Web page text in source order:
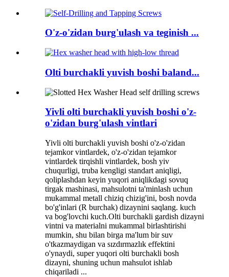
O'z-o'zidan burg'ulash va teginish ...
Olti burchakli yuvish boshi baland...
Yivli olti burchakli yuvish boshi o'z-
o'zidan burg'ulash vintlari
Yivli olti burchakli yuvish boshi o'z-o'zidan
tejamkor vintlardek, o'z-o'zidan tejamkor
vintlardek tirqishli vintlardek, bosh yiv
chuqurligi, truba kengligi standart aniqligi,
qoliplashdan keyin yuqori aniqlikdagi sovuq
tirgak mashinasi, mahsulotni ta'minlash uchun
mukammal metall chiziq chizig'ini, bosh novda
bo'g'inlari (R burchak) dizaynini saqlang. kuch
va bog'lovchi kuch.Olti burchakli gardish dizayni
vintni va materialni mukammal birlashtirishi
mumkin, shu bilan birga ma'lum bir suv
o'tkazmaydigan va sızdırmazlık effektini
o'ynaydi, super yuqori olti burchakli bosh
dizayni, shuning uchun mahsulot ishlab
chiqariladi ...